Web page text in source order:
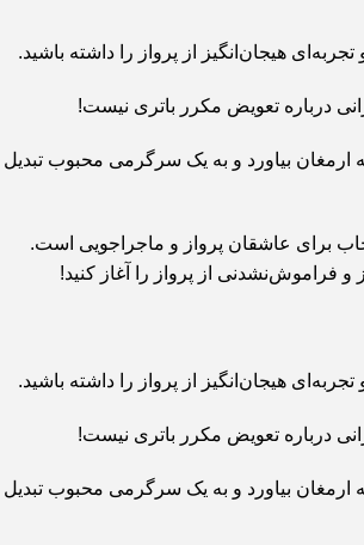
درباره تعویض مکرر باتری نیست!
ارمغان بیاورد و به یک سرگرمی محبوب تبدیل
برای عاشقان پرواز و ماجراجویی است.
فراموش‌نشدنی از پرواز را آغاز کنید!
درباره تعویض مکرر باتری نیست!
ارمغان بیاورد و به یک سرگرمی محبوب تبدیل